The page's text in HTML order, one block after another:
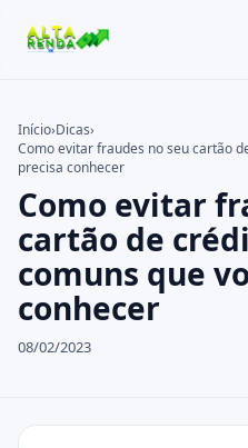
Cartão de Crédito
Novidades
Empréstimo
Legal
Buscar no site
Buscar por:
Pressione Enter para
Início›Dicas›
Como evitar fraudes no seu cartão
precisa conhecer
Como evitar
cartão de
comuns que
conhecer
08/02/2023